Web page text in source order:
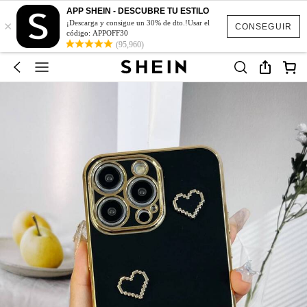
CONSEGUIR
×
APP SHEIN - DESCUBRE TU ESTILO
¡Descarga y consigue un 30% de dto.!Usar el
código: APPOFF30
(95,960)